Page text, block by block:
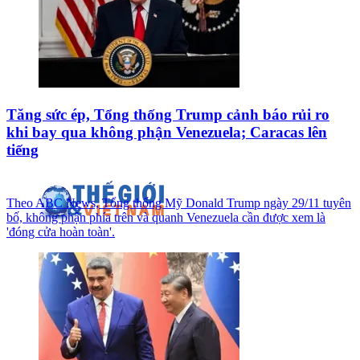
Tăng sức ép, Tổng thống Trump cảnh báo rủi ro
khi bay qua không phận Venezuela; Caracas lên
tiếng
Theo ABC News, Tổng thống Mỹ Donald Trump ngày 29/11 tuyên
bố, không phận phía trên và quanh Venezuela cần được xem là
'đóng cửa hoàn toàn'.